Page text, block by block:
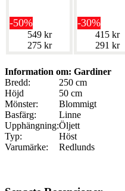
-50%
549 kr
275 kr
-30%
415 kr
291 kr
Information om: Gardiner
Bredd:
250 cm
Höjd
50 cm
Mönster:
Blommigt
Basfärg:
Linne
Upphängning:Öljett
Typ:
Höst
Varumärke:
Redlunds